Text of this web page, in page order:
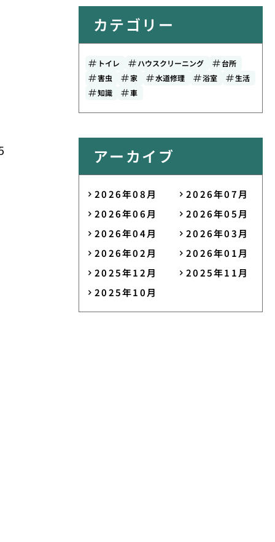
カテゴリー
トイレ ハウスクリーニング
台所
害虫
家 水道修理 浴室
生活
知識
車
アーカイブ
2026年08月
2026年07月
2026年06月
2026年05月
2026年04月
2026年03月
2026年02月
2026年01月
2025年12月
2025年11月
2025年10月